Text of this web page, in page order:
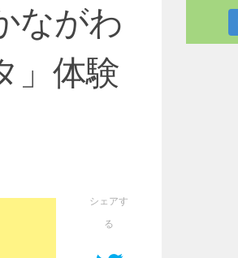
ながわ
」体験
シェアす
る